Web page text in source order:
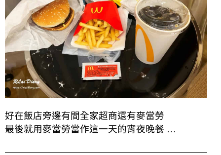
好在飯店旁邊有間全家超商還有麥當勞
最後就用麥當勞當作這一天的宵夜晚餐 …